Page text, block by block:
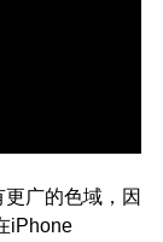
广的色域，因
iPhone